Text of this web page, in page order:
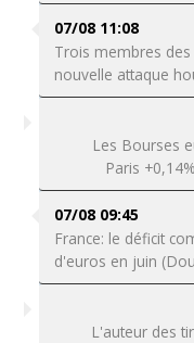
07/08 11:08
Trois membres
nouvelle attaque
Les Bourses
Paris
07/08 09:45
France: le déficit
d'euros en juin
L'auteur des